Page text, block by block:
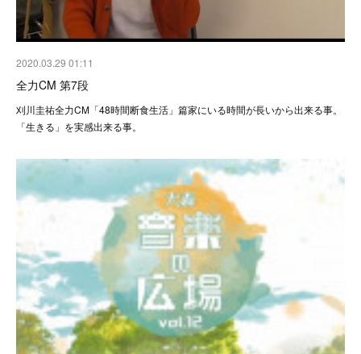
2020.03.29 01:11
全力CM 第7段
刈川圭祐全力CM「48時間断食生活」篇家にいる時間が長いから出来る事。
「生きる」を実感出来る事。